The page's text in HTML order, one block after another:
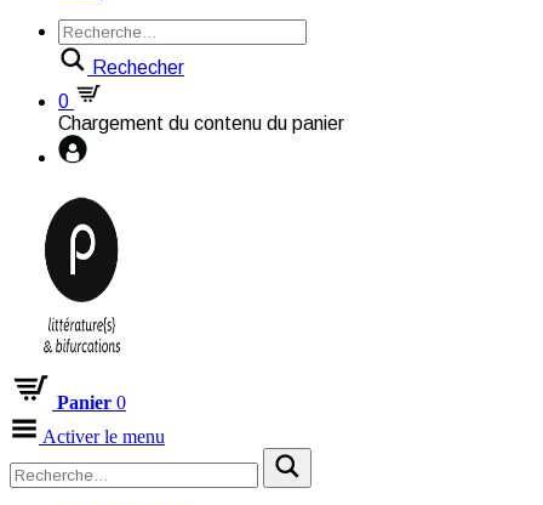
Rechecher
0
Chargement du contenu du panier
Panier 0
Activer le menu